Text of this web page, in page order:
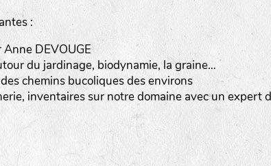
:
Anne DEVOUGE
du jardinage, biodynamie, la graine…
chemins bucoliques des environs
inventaires sur notre domaine avec un expert